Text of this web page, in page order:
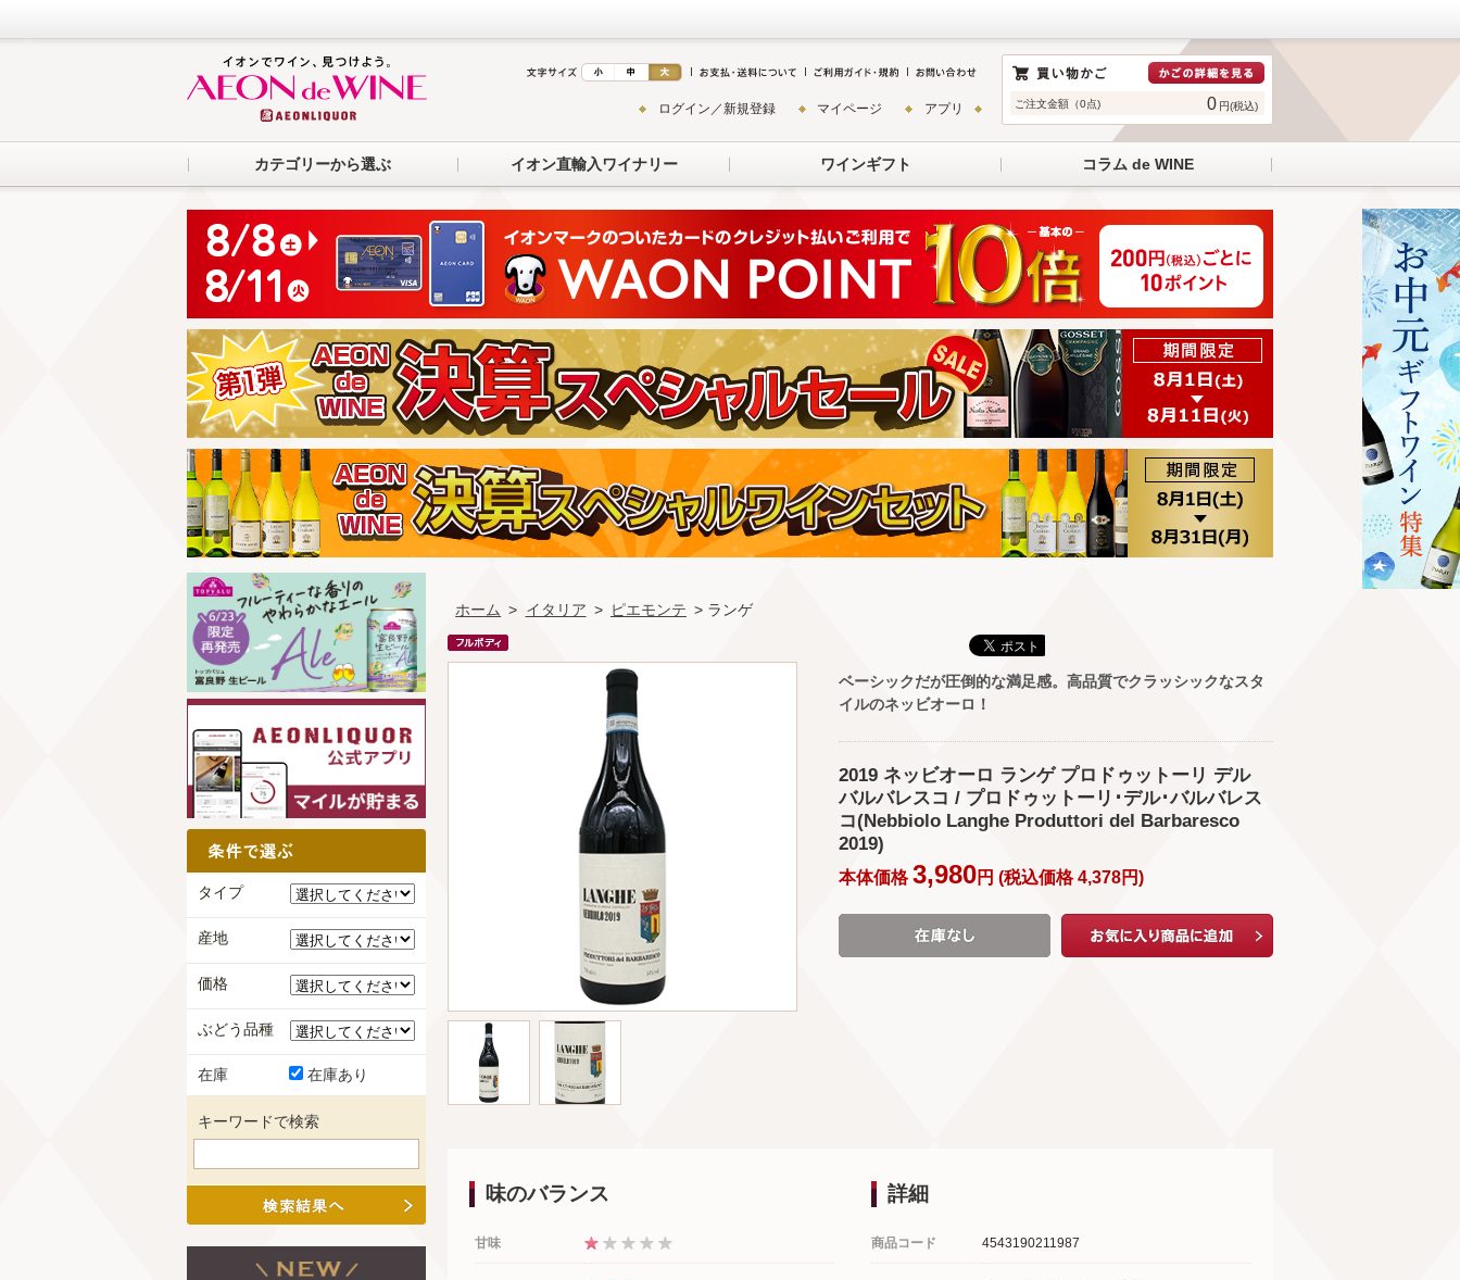
ご注文金額（0点) 0 円(税込)
ログイン／新規登録 マイページ アプリ
カテゴリーから選ぶ イオン直輸入ワイナリー ワインギフト コラム de WINE
ホーム > イタリア > ピエモンテ > ランゲ
ベーシックだが圧倒的な満足感。高品質でクラッシックなスタ
イルのネッビオーロ！
2019 ネッビオーロ ランゲ プロドゥットーリ デル
バルバレスコ / プロドゥットーリ･デル･バルバレス
コ(Nebbiolo Langhe Produttori del Barbaresco
2019)
本体価格3,980円 (税込価格4,378円)
詳細
商品コード 4543190211987
味のバランス
甘味
タイプ
産地
価格
ぶどう品種
在庫 在庫あり
キーワードで検索